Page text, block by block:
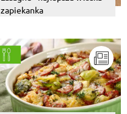
zapiekanka